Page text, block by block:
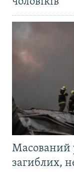
Масований
загиблих,